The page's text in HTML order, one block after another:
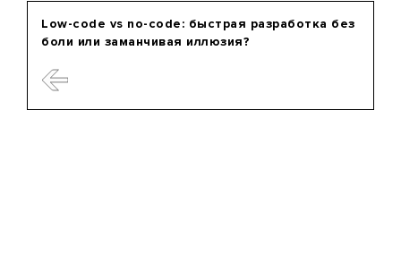
Low-code vs no-code: быстрая разработка без
боли или заманчивая иллюзия?